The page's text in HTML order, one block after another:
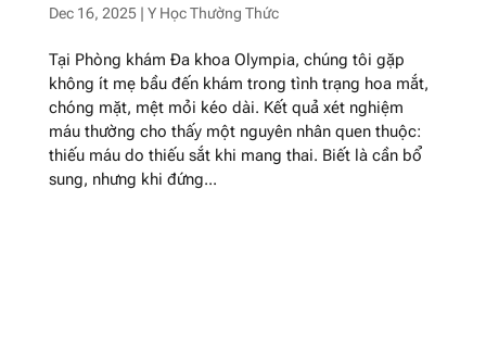
Dec 16, 2025| Y Học Thường Thức
Tại Phòng khám Đa khoa Olympia, chúng tôi gặp
không ít mẹ bầu đến khám trong tình trạng hoa mắt,
chóng mặt, mệt mỏi kéo dài. Kết quả xét nghiệm
máu thường cho thấy một nguyên nhân quen thuộc:
thiếu máu do thiếu sắt khi mang thai. Biết là cần bổ
sung, nhưng khi đứng...